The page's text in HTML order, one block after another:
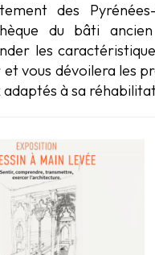
des
du bâti
les
vous dévoilera les
à sa